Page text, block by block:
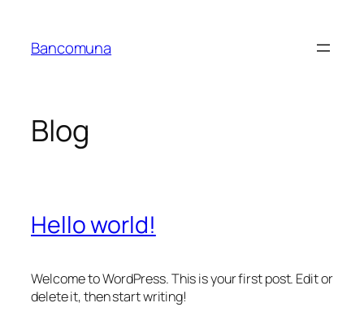
contenido
Bancomuna
Blog
Hello world!
Welcome to WordPress. This is your first post. Edit or
delete it, then start writing!